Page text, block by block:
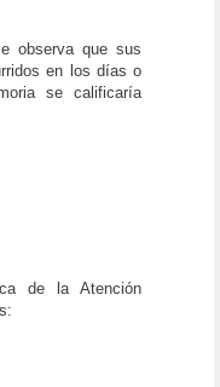
observa que sus
en los días o
se calificaría
de la Atención